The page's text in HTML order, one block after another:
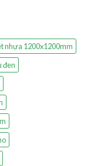
nhựa 1200x1200mm
đen